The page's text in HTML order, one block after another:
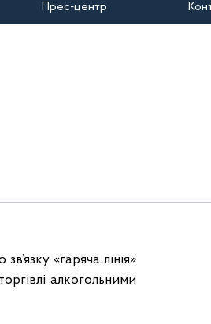
Прес-центр
«гаряча лінія»
алкогольними